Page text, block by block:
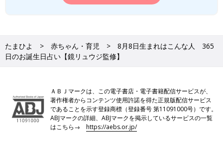
たまひよ 赤ちゃん・育児
8月8日生まれはこんな人 365
日のお誕生日占い【鏡リュウジ監修】
ＡＢＪマークは、この電子書店・電子書籍配信サービスが、
著作権者からコンテンツ使用許諾を得た正規版配信サービス
であることを示す登録商標（登録番号 第11091000号）です。
ABJマークの詳細、ABJマークを掲示しているサービスの一覧
はこちら→https://aebs.or.jp/